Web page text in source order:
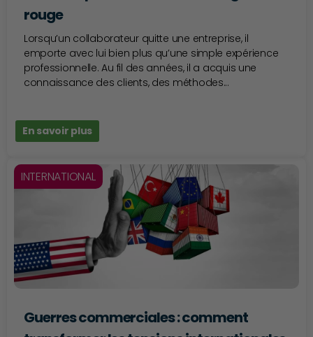
rouge
Lorsqu’un collaborateur quitte une entreprise, il
emporte avec lui bien plus qu’une simple expérience
professionnelle. Au fil des années, il a acquis une
connaissance des clients, des méthodes...
En savoir plus
INTERNATIONAL
Guerres commerciales : comment